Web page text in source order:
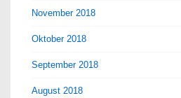
November 2018
Oktober 2018
September 2018
August 2018